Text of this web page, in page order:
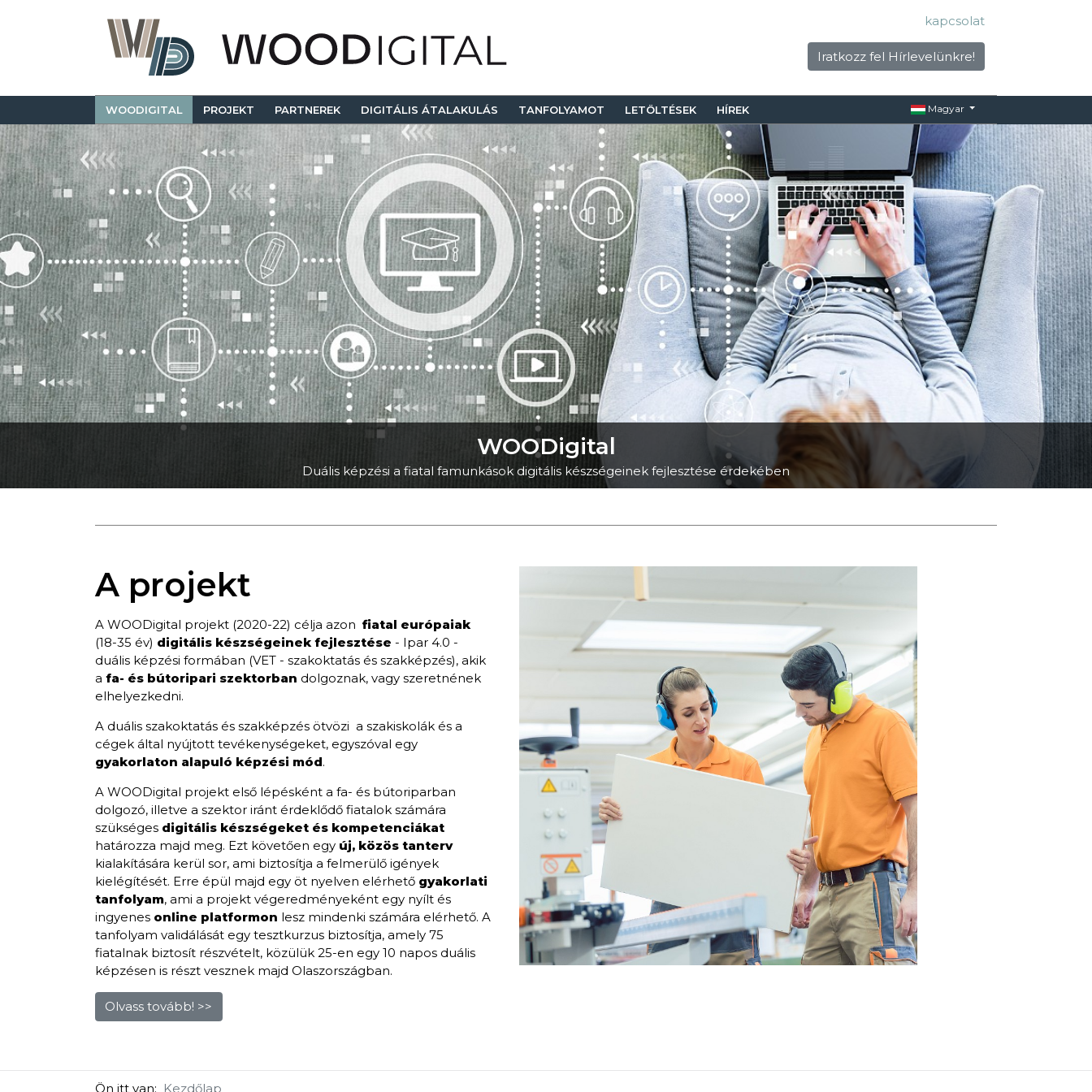
kapcsolat
Iratkozz fel Hírlevelünkre!
WOODIGITAL PROJEKT PARTNEREK DIGITÁLIS ÁTALAKULÁS TANFOLYAMOT LETÖLTÉSEK HÍREK Magyar
WOODigital
Duális képzési a fiatal famunkások digitális készségeinek fejlesztése érdekében
A projekt
A WOODigital projekt (2020-22) célja azon fiatal európaiak
(18-35 év) digitális készségeinek fejlesztése - Ipar 4.0 -
duális képzési formában (VET - szakoktatás és szakképzés), akik
a fa- és bútoripari szektorban dolgoznak, vagy szeretnének
elhelyezkedni.
A duális szakoktatás és szakképzés ötvözi a szakiskolák és a
cégek által nyújtott tevékenységeket, egyszóval egy
gyakorlaton alapuló képzési mód.
A WOODigital projekt első lépésként a fa- és bútoriparban
dolgozó, illetve a szektor iránt érdeklődő fiatalok számára
szükséges digitális készségeket és kompetenciákat
határozza majd meg. Ezt követően egy új, közös tanterv
kialakítására kerül sor, ami biztosítja a felmerülő igények
kielégítését. Erre épül majd egy öt nyelven elérhető gyakorlati
tanfolyam, ami a projekt végeredményeként egy nyílt és
ingyenes online platformon lesz mindenki számára elérhető. A
tanfolyam validálását egy tesztkurzus biztosítja, amely 75
fiatalnak biztosít részvételt, közülük 25-en egy 10 napos duális
képzésen is részt vesznek majd Olaszországban.
Olvass tovább! >>
Ön itt van: Kezdőlap